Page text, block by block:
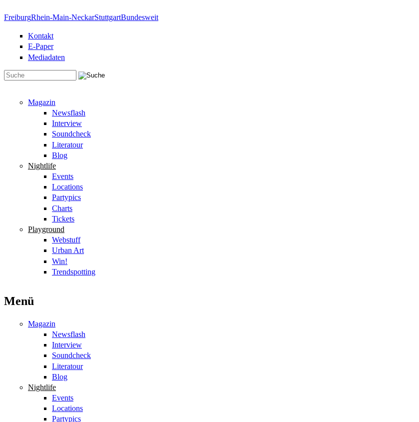
FreiburgRhein-Main-NeckarStuttgartBundesweit
Kontakt
E-Paper
Mediadaten
Magazin
Newsflash
Interview
Soundcheck
Literatour
Blog
Nightlife
Events
Locations
Partypics
Charts
Tickets
Playground
Webstuff
Urban Art
Win!
Trendspotting
Menü
Magazin
Newsflash
Interview
Soundcheck
Literatour
Blog
Nightlife
Events
Locations
Partypics